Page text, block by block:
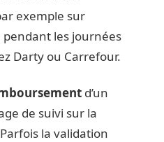
exemple sur
pendant les journées
Darty ou Carrefour.
d’un
de suivi sur la
la validation